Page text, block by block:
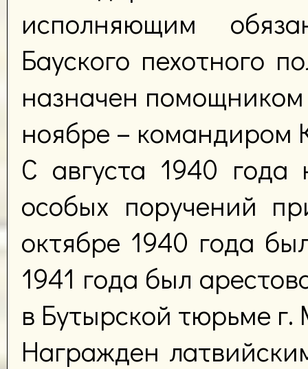
исполняющим
Бауского пехотного
назначен
ноябре – командиром
С августа 1940 года
особых поручений
октябре 1940 года
1941 года был
в Бутырской тюрьме г.
Награжден